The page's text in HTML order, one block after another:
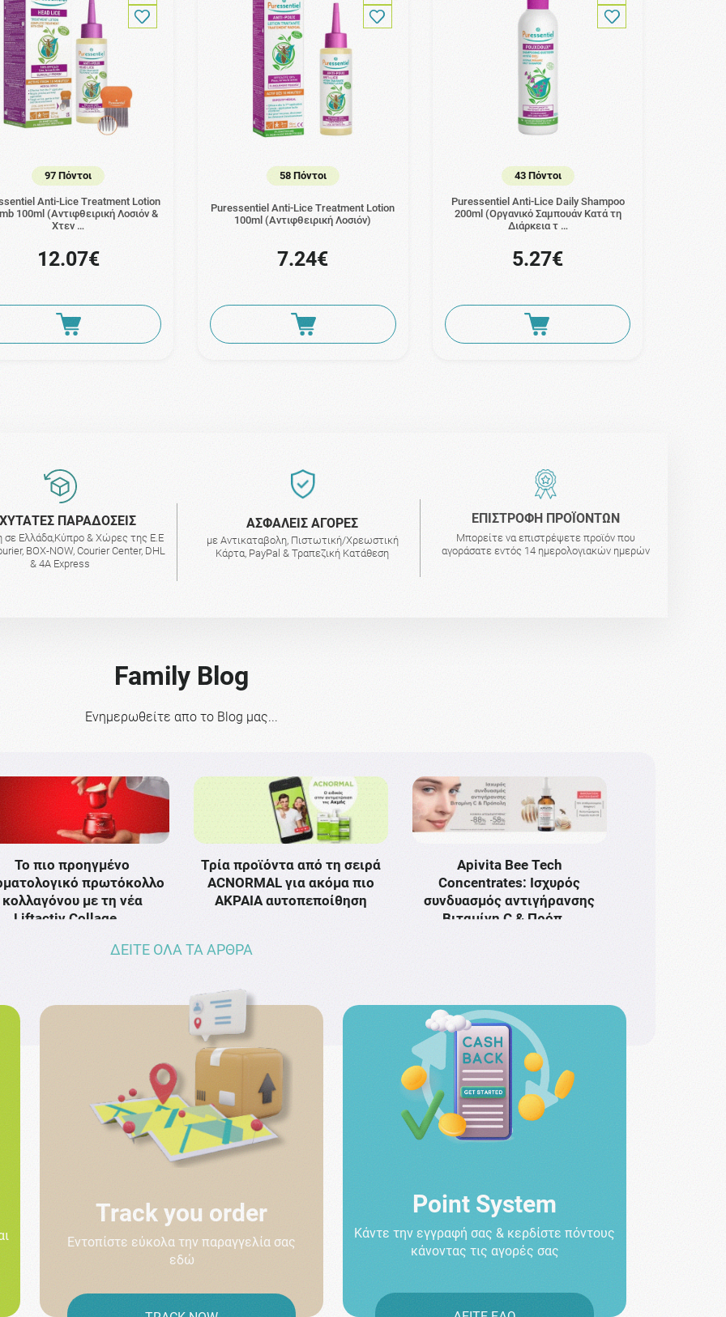
97 Πόντοι
Anti-Lice Treatment Lotion
100ml (Αντιφθειρική Λοσιόν &
Χτεν …
12.07€
58 Πόντοι
Puressentiel Anti-Lice Treatment Lotion
100ml (Αντιφθειρική Λοσιόν)
7.24€
43 Πόντοι
Puressentiel Anti-Lice Daily Shampoo
200ml (Οργανικό Σαμπουάν Κατά τη
Διάρκεια τ …
5.27€
ΠΑΡΑΔΟΣΕΙΣ
σε Ελλάδα,Κύπρο & Χώρες της Ε.Ε
BOX-NOW, Courier Center, DHL
& 4A Express
AΣΦΑΛΕΙΣ ΑΓΟΡΕΣ
με Αντικαταβολη, Πιστωτική/Χρεωστική
Κάρτα, PayPal & Τραπεζική Κατάθεση
ΕΠΙΣΤΡΟΦΗ ΠΡΟΪΟΝΤΩΝ
Μπορείτε να επιστρέψετε προϊόν που
αγοράσατε εντός 14 ημερολογιακών ημερών
Family Blog
Ενημερωθείτε απο το Blog μας...
Το πιο προηγμένο
πρωτόκολλο
κολλαγόνου με τη νέα
Liftactiv Collage …
Τρία προϊόντα από τη σειρά
ACNORMAL για ακόμα πιο
ΑΚΡΑΙΑ αυτοπεποίθηση
Apivita Bee Tech
Concentrates: Ισχυρός
συνδυασμός αντιγήρανσης
Bιταμίνη C & Πρόπ …
ΔΕΙΤΕ ΟΛΑ ΤΑ ΑΡΘΡΑ
Track you order
Εντοπίστε εύκολα την παραγγελία σας
εδώ
Point System
Κάντε την εγγραφή σας & κερδίστε πόντους
κάνοντας τις αγορές σας